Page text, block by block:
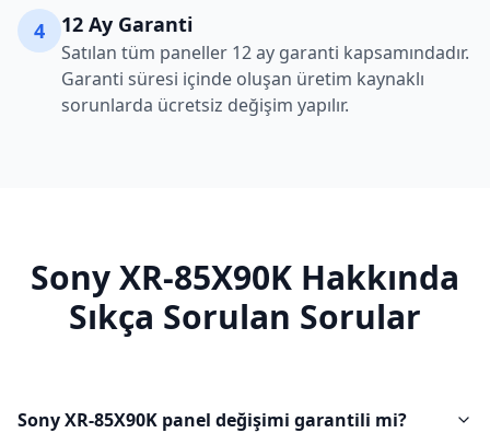
4 12 Ay Garanti
Satılan tüm paneller 12 ay garanti kapsamındadır.
Garanti süresi içinde oluşan üretim kaynaklı
sorunlarda ücretsiz değişim yapılır.
SonyXR-85X90K Hakkında
Sıkça Sorulan Sorular
Sony XR-85X90K panel değişimi garantili mi?